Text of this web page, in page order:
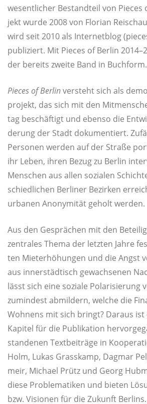
wesent­li­cher Bestand­teil von Pie­ces
jekt wur­de 2008 von Flo­ri­an
wird seit 2010 als Inter­net­blog
publi­ziert. Mit Pie­ces of Ber­lin
der bereits zwei­te Band in Buchform.
Pie­ces of Ber­linver­steht sich als
pro­jekt, das sich mit den
tag beschäf­tigt und eben­so die
de­rung der Stadt doku­men­tiert.
Per­so­nen wer­den auf der Stra­ße
ihr Leben, ihren Bezug zu Ber­lin
Men­schen aus allen sozia­len
schied­li­chen Ber­li­ner Bezir­ken
urba­nen Anony­mi­tät geholt werden.
Aus den Gesprä­chen mit den
zen­tra­les The­ma der letz­ten Jah­re
ten Miet­erhö­hun­gen und die Angst
aus inner­städ­tisch gewach­se­nen
lässt sich eine sozia­le Pola­ri­sie­rung
zumin­dest abmil­dern, wel­che die
Woh­nens mit sich bringt? Dar­aus ist
Kapi­tel für die Publi­ka­ti­on
stan­de­nen Text­bei­trä­ge in
Holm, Lukas Grass­kamp, Dag­mar
meir, Micha­el Prütz und Georg
die­se Pro­ble­ma­ti­ken und bie­ten
bzw. Visio­nen für die Zukunft Berlins.